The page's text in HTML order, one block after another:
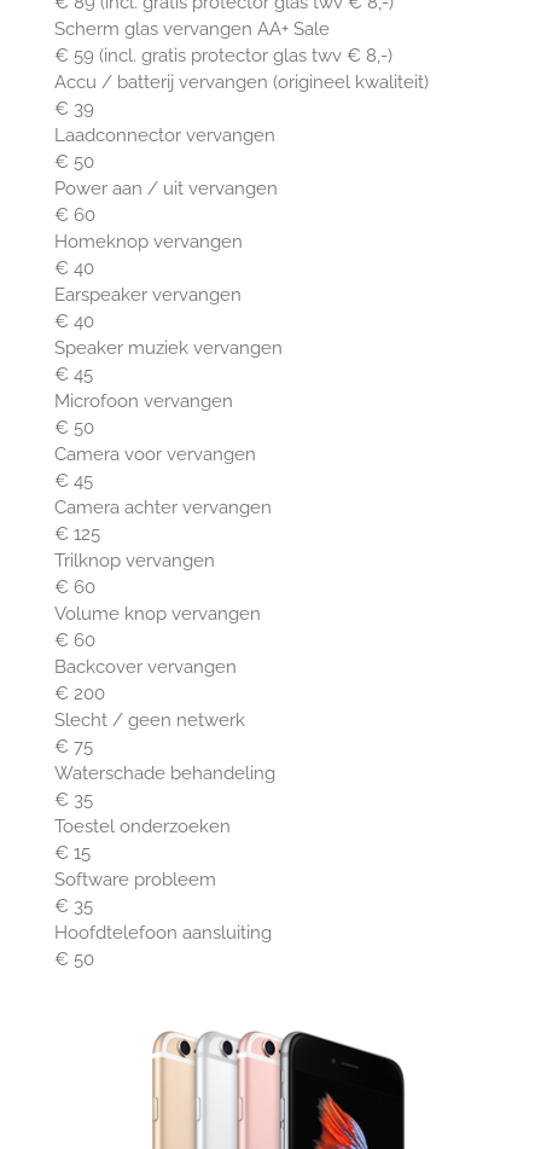
Scherm glas vervangen AA+ Sale
€ 59 (incl. gratis protector glas twv € 8,-)
Accu / batterij vervangen (origineel kwaliteit)
€ 39
Laadconnector vervangen
€ 50
Power aan / uit vervangen
€ 60
Homeknop vervangen
€ 40
Earspeaker vervangen
€ 40
Speaker muziek vervangen
€ 45
Microfoon vervangen
€ 50
Camera voor vervangen
€ 45
Camera achter vervangen
€ 125
Trilknop vervangen
€ 60
Volume knop vervangen
€ 60
Backcover vervangen
€ 200
Slecht / geen netwerk
€ 75
Waterschade behandeling
€ 35
Toestel onderzoeken
€ 15
Software probleem
€ 35
Hoofdtelefoon aansluiting
€ 50